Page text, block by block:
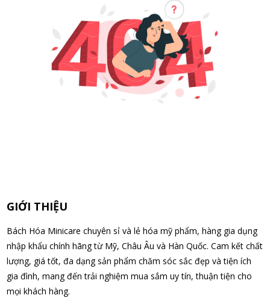
GIỚI THIỆU
Bách Hóa Minicare chuyên sỉ và lẻ hóa mỹ phẩm, hàng gia dụng
nhập khẩu chính hãng từ Mỹ, Châu Âu và Hàn Quốc. Cam kết chất
lượng, giá tốt, đa dạng sản phẩm chăm sóc sắc đẹp và tiện ích
gia đình, mang đến trải nghiệm mua sắm uy tín, thuận tiện cho
mọi khách hàng.